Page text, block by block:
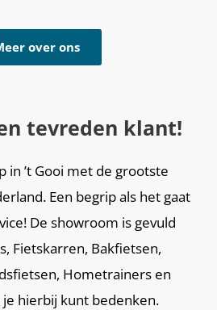
over ons
tevreden klant!
in ’t Gooi met de grootste
Een begrip als het gaat
De showroom is gevuld
Fietskarren, Bakfietsen,
Hometrainers en
je hierbij kunt bedenken.